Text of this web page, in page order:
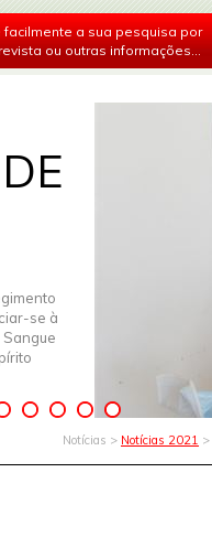
facilmente a sua pesquisa por
ou outras informações...
se à
Notícias > Notícias 2021 >